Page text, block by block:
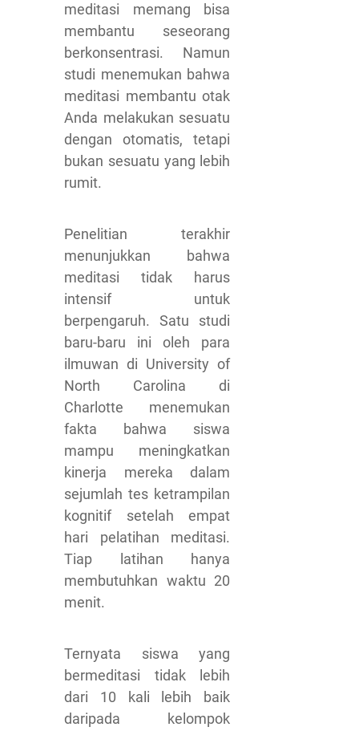
meditasi memang bisa
membantu seseorang
berkonsentrasi. Namun
studi menemukan bahwa
meditasi membantu otak
Anda melakukan sesuatu
dengan otomatis, tetapi
bukan sesuatu yang lebih
rumit.
Penelitian terakhir
menunjukkan bahwa
meditasi tidak harus
intensif untuk
berpengaruh. Satu studi
baru-baru ini oleh para
ilmuwan di University of
North Carolina di
Charlotte menemukan
fakta bahwa siswa
mampu meningkatkan
kinerja mereka dalam
sejumlah tes ketrampilan
kognitif setelah empat
hari pelatihan meditasi.
Tiap latihan hanya
membutuhkan waktu 20
menit.
Ternyata siswa yang
bermeditasi tidak lebih
dari 10 kali lebih baik
daripada kelompok